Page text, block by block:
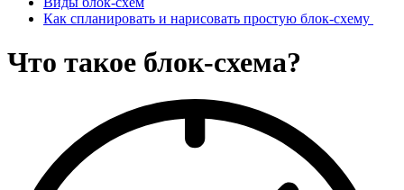
Как спланировать и нарисовать простую блок-схему
Что такое блок-схема?